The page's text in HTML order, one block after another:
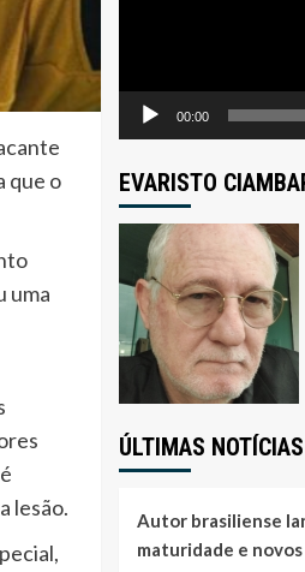
que o
uma
lesão.
00:00
EVARISTO
ÚLTIMAS NOTÍCIAS
Autor brasiliense
maturidade e